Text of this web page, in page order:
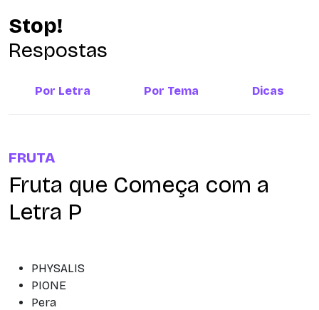
Stop!
Respostas
Por Letra Por Tema Dicas
FRUTA
Fruta que Começa com a
Letra P
PHYSALIS
PIONE
Pera